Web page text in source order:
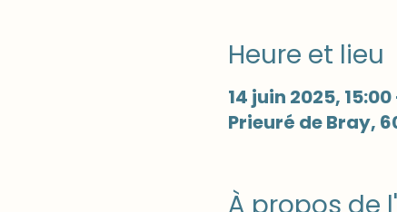
Heure et lieu
14 juin 2025, 15:00
Prieuré de Bray,